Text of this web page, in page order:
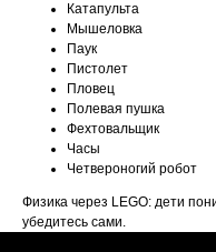
Катапульта
Мышеловка
Паук
Пистолет
Пловец
Полевая пушка
Фехтовальщик
Часы
Четвероногий робот
Физика через LEGO: дети
убедитесь сами.